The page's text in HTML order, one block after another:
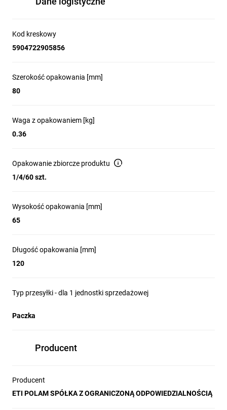
Kod kreskowy
5904722905856
Szerokość opakowania [mm]
80
Waga z opakowaniem [kg]
0.36
Opakowanie zbiorcze produktu
1/4/60 szt.
Wysokość opakowania [mm]
65
Długość opakowania [mm]
120
Typ przesyłki - dla 1 jednostki sprzedażowej
Paczka
Producent
Producent
ETI POLAM SPÓŁKA Z OGRANICZONĄ ODPOWIEDZIALNOŚCIĄ